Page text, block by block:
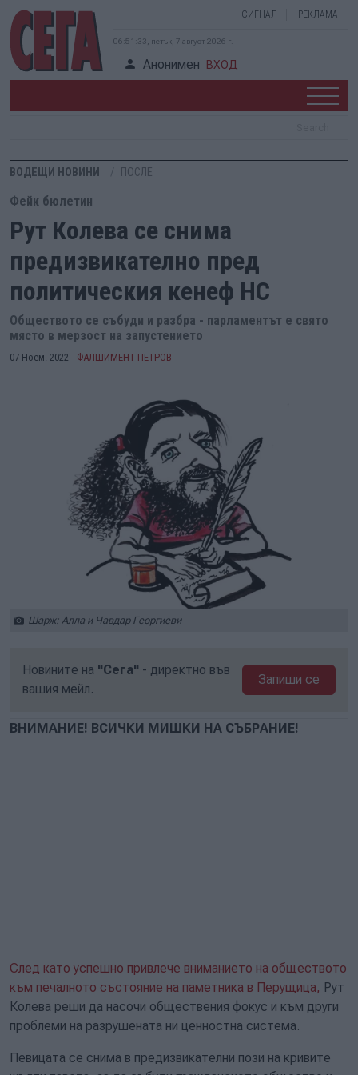
СИГНАЛ РЕКЛАМА
06:51:34, петък, 7 август 2026 г.
Анонимен ВХОД
ВОДЕЩИ НОВИНИ ПОСЛЕ
Фейк бюлетин
Рут Колева се снима
предизвикателно пред
политическия кенеф НС
Обществото се събуди и разбра - парламентът е свято
място в мерзост на запустението
07 Ноем. 2022 ФАЛШИМЕНТ ПЕТРОВ
Шарж: Алла и Чавдар Георгиеви
Новините на "Сега" - директно във
вашия мейл.
Запиши се
ВНИМАНИЕ! ВСИЧКИ МИШКИ НА СЪБРАНИЕ!
След като успешно привлече вниманието на обществото
към печалното състояние на паметника в Перущица, Рут
Колева реши да насочи обществения фокус и към други
проблеми на разрушената ни ценностна система.
Певицата се снима в предизвикателни пози на кривите